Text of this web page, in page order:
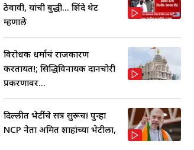
ठेवावी, यांची बुद्धी... शिंदे थेट
म्हणाले
विरोधक धर्माचं राजकारण
करतायत!; सिद्धिविनायक दानचोरी
प्रकरणावर...
दिल्लीत भेटींचे सत्र सुरूच! पुन्हा
NCP नेता अमित शाहांच्या भेटीला,